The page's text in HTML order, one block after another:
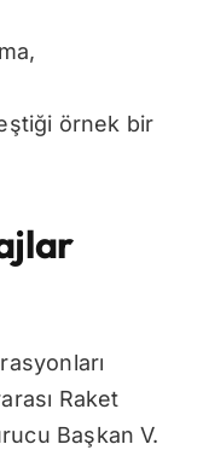
örnek bir
Raket
Başkan V.